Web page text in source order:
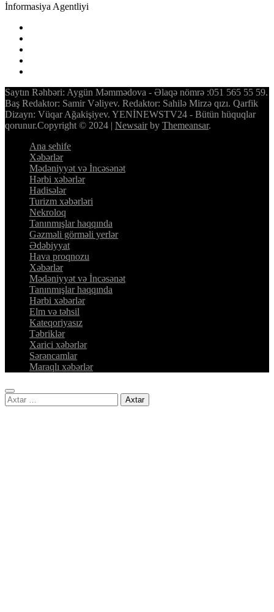
İnformasiya Agentliyi
Saytın Rəhbəri: Aygün Məmmədova - Əlaqə nömrə :051 565 55 59.
Baş Redaktor: Samir Vəliyev. Redaktor: Sahilə Mirzə qızı. Qarfik
Dizayn: Vüqar Ağakişiyev. YENİNEWSTV24 - Bütün hüquqlar
qorunur.Copyright © 2024 | Newsairby Themeansar.
Ana sehife
Xəbərlər
Mədəniyyət və İncəsənət
Hərbi xəbərlər
Hadisələr
Turizm xəbərləri
Nekroloq
Tanınmışlar haqqında
Gəzməli görməli yerlər
Ədəbiyyat
Hava proqnozu
Xəbərlər
Mədəniyyət və İncəsənət
Tanınmışlar haqqında
Hərbi xəbərlər
Elm və təhsil
Kateqoriyasız
Təbriklər
Xarici xəbərlər
Sərəncamlar
Maraqlı xəbərlər
Axtarış: